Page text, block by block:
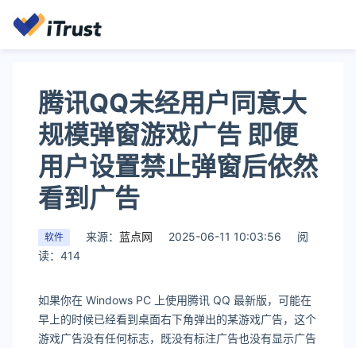
腾讯QQ未经用户同意大
规模弹窗游戏广告 即便
用户设置禁止弹窗后依然
看到广告
软件 来源： 蓝点网 2025-06-11 10:03:56
阅
读：414
如果你在 Windows PC 上使用腾讯 QQ 最新版，可能在
早上的时候已经看到桌面右下角弹出的某游戏广告，这个
游戏广告没有任何标志，既没有标注广告也没有显示广告